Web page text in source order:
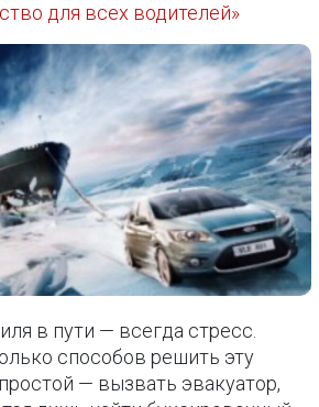
для всех водителей»
в пути — всегда стресс.
способов решить эту
— вызвать эвакуатор,